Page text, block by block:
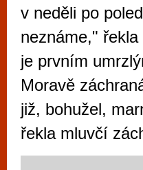
v neděli po
neznáme,"
je prvním
Moravě
již, bohužel,
řekla mluvčí
vyzkoušet různé
metropoli
po moderní
příležitostné